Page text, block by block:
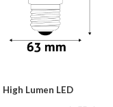
High Lumen LED